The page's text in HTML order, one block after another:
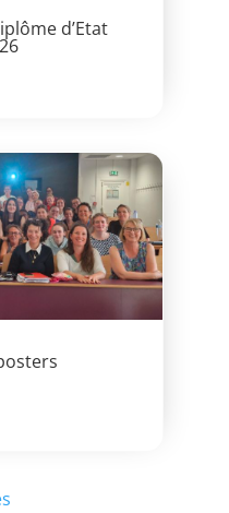
d’Etat